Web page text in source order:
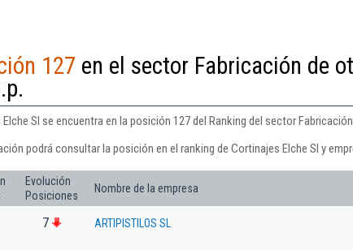
127 en el sector Fabricación de
Sl se encuentra en la posición 127 del Ranking del sector
podrá consultar la posición en el ranking de Cortinajes Elche Sl y
Evolución
Posiciones
Nombre de la empresa
7 ARTIPISTILOS SL